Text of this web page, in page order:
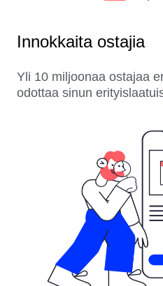
Innokkaita ostajia
Yli 10 miljoonaa ostajaa
odottaa sinun